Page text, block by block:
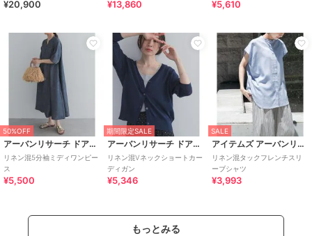
シャータック
¥20,900 混ガウチョパン
¥13,860 ¥5,610
50%OFF
アーバンリサーチ ドアーズ
リネン混5分袖ミディワンピー
ス
¥5,500
期間限定SALE
アーバンリサーチ ドアーズ
リネン混Vネックショートカー
ディガン
¥5,346
SALE
アイテムズ アーバンリサーチ
リネン混タックフレンチスリ
ーブシャツ
¥3,993
もっとみる